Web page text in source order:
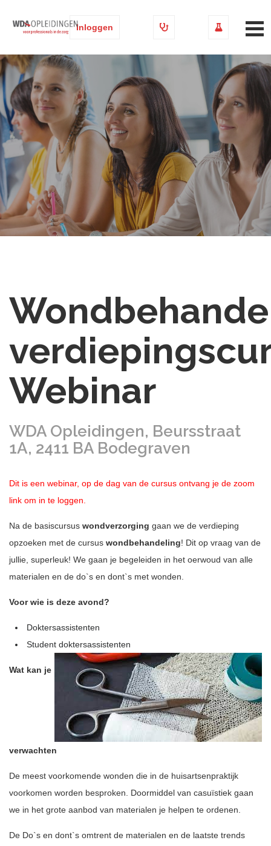
Inloggen
Webinar
WDA Opleidingen, Beursstraat
1A, 2411 BA Bodegraven
Dit is een webinar, op de dag van de cursus ontvang je de zoom
link om in te loggen.
Na de basiscursus wondverzorging gaan we de verdieping
opzoeken met de cursus wondbehandeling! Dit op vraag van de
jullie, superleuk! We gaan je begeleiden in het oerwoud van alle
materialen en de do`s en dont`s met wonden.
Voor wie is deze avond?
Doktersassistenten
Student doktersassistenten
Wat kan je
verwachten
De meest voorkomende wonden die in de huisartsenpraktijk
voorkomen worden besproken. Doormiddel van casuïstiek gaan
we in het grote aanbod van materialen je helpen te ordenen.
De Do`s en dont`s omtrent de materialen en de laatste trends